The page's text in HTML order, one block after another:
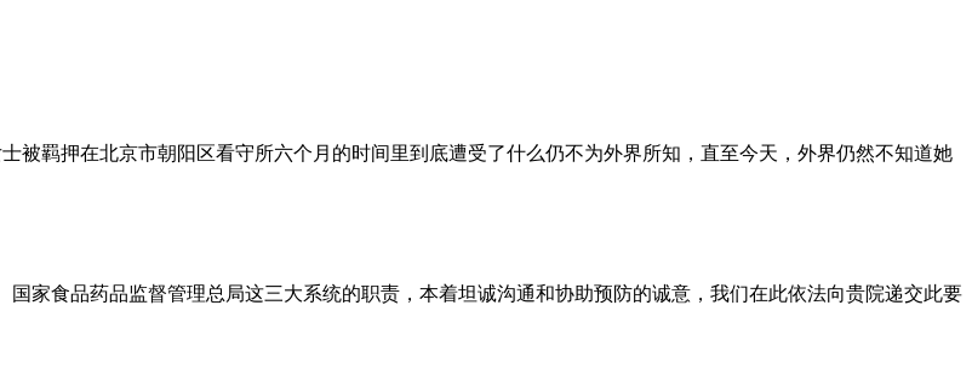
被羁押在北京市朝阳区看守所六个月的时间里到底遭受了什么仍不为外界所知，直至今天，外界仍然不知道她
家食品药品监督管理总局这三大系统的职责，本着坦诚沟通和协助预防的诚意，我们在此依法向贵院递交此要